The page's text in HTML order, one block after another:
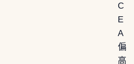
C
E
A
偏
高